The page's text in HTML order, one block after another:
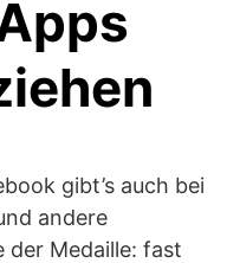
gibt’s auch bei
andere
der Medaille: fast